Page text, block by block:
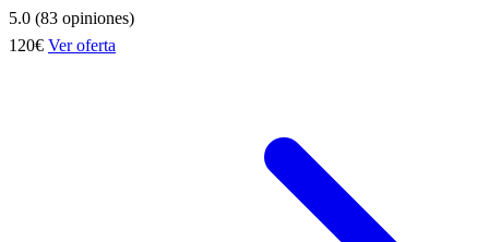
5.0 (83 opiniones)
120€ Ver oferta